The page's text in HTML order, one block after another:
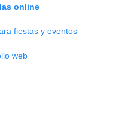
online
fiestas y eventos
web